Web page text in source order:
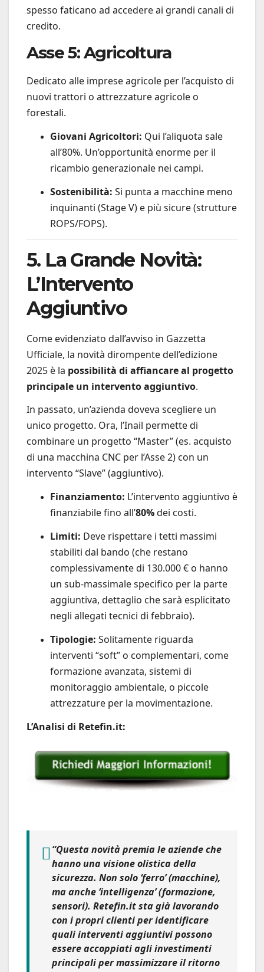
spesso faticano ad accedere ai grandi canali di
credito.
Asse 5: Agricoltura
Dedicato alle imprese agricole per l’acquisto di
nuovi trattori o attrezzature agricole o
forestali.
Giovani Agricoltori: Qui l’aliquota sale
all’80%. Un’opportunità enorme per il
ricambio generazionale nei campi.
Sostenibilità: Si punta a macchine meno
inquinanti (Stage V) e più sicure (strutture
ROPS/FOPS).
5. La Grande Novità:
L’Intervento
Aggiuntivo
Come evidenziato dall’avviso in Gazzetta
Ufficiale, la novità dirompente dell’edizione
2025 è la possibilità di affiancare al progetto
principale un intervento aggiuntivo.
In passato, un’azienda doveva scegliere un
unico progetto. Ora, l’Inail permette di
combinare un progetto “Master” (es. acquisto
di una macchina CNC per l’Asse 2) con un
intervento “Slave” (aggiuntivo).
Finanziamento: L’intervento aggiuntivo è
finanziabile fino all’80%dei costi.
Limiti: Deve rispettare i tetti massimi
stabiliti dal bando (che restano
complessivamente di 130.000 € o hanno
un sub-massimale specifico per la parte
aggiuntiva, dettaglio che sarà esplicitato
negli allegati tecnici di febbraio).
Tipologie: Solitamente riguarda
interventi “soft” o complementari, come
formazione avanzata, sistemi di
monitoraggio ambientale, o piccole
attrezzature per la movimentazione.
L’Analisi di Retefin.it:
“Questa novità premia le aziende che
hanno una visione olistica della
sicurezza. Non solo ‘ferro’ (macchine),
ma anche ‘intelligenza’ (formazione,
sensori). Retefin.it sta già lavorando
con i propri clienti per identificare
quali interventi aggiuntivi possono
essere accoppiati agli investimenti
principali per massimizzare il ritorno